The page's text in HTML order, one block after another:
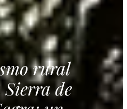
rural
Sierra de